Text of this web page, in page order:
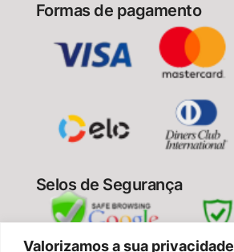
Valorizamos a sua privacidade
Formas de pagamento
Selos de Segurança